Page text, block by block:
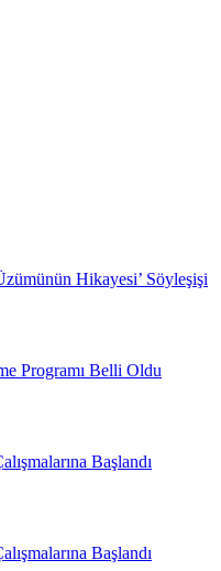
Hikayesi’ Söyleşişi
Programı Belli Oldu
Başlandı
Başlandı